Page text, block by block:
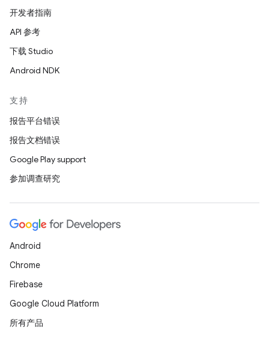
开发者指南
API 参考
下载 Studio
Android NDK
支持
报告平台错误
报告文档错误
Google Play support
参加调查研究
Android
Chrome
Firebase
Google Cloud Platform
所有产品